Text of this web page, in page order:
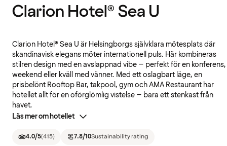
Clarion Hotel® Sea U
Clarion Hotel® Sea U är Helsingborgs självklara mötesplats där
skandinavisk elegans möter internationell puls. Här kombineras
stilren design med en avslappnad vibe – perfekt för en konferens,
weekend eller kväll med vänner. Med ett oslagbart läge, en
prisbelönt Rooftop Bar, takpool, gym och AMA Restaurant har
hotellet allt för en oförglömlig vistelse – bara ett stenkast från
havet.
Läs mer om hotellet
4.0/5(415) 7.8/10Sustainability rating